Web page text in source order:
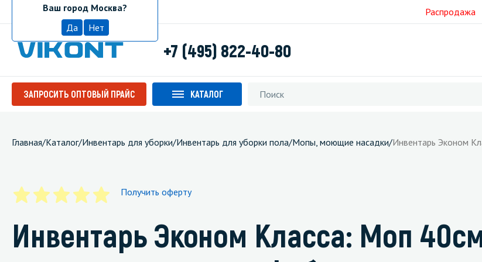
МоскваВаш город Москва?
Да
Нет
Распродажа
+7 (495) 822-40-80
ЗАПРОСИТЬ ОПТОВЫЙ ПРАЙС КАТАЛОГ
Главная/Каталог/Инвентарь для уборки/Инвентарь для уборки пола/Мопы, моющие насадки/Инвентарь Эконом
Получить оферту
Инвентарь Эконом Класса: Моп